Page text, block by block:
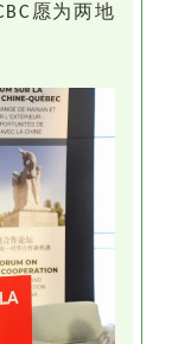
愿为两地